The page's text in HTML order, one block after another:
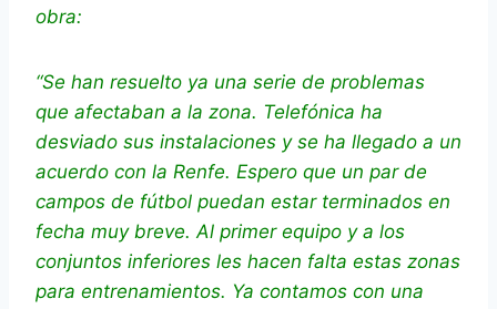
obra:
“Se han resuelto ya una serie de problemas
que afectaban a la zona. Telefónica ha
desviado sus instalaciones y se ha llegado a un
acuerdo con la Renfe. Espero que un par de
campos de fútbol puedan estar terminados en
fecha muy breve. Al primer equipo y a los
conjuntos inferiores les hacen falta estas zonas
para entrenamientos. Ya contamos con una